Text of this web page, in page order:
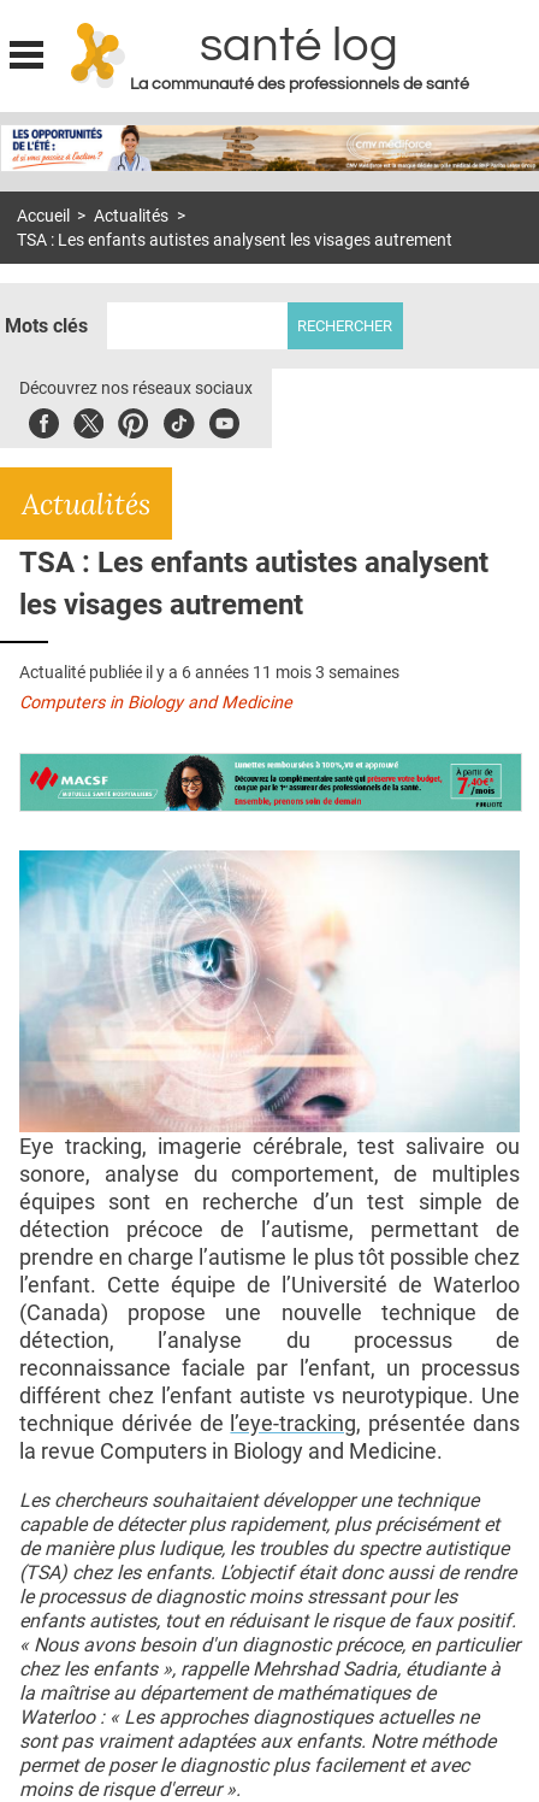
Jump to navigation
santé log
La communauté des professionnels de santé
MON COMPTE
S'ABONNER À LA REVUE SOIN À DOMICILE
DOSSIERS
E-REVUE SAD
L'APP
QUI SOMMES-NOUS ?
PUBLICITÉ
CONDITIONS GÉNÉRALES
CONTACT
Accueil > Actualités >
TSA : Les enfants autistes analysent les visages autrement
Mots clés
Découvrez nos réseaux sociaux
FacebookTwitterPinterest
TiktokYoubute
Actualités
TSA : Les enfants autistes analysent
les visages autrement
Actualité publiée il y a 6 années 11 mois 3 semaines
Computers in Biology and Medicine
Eye tracking, imagerie cérébrale, test salivaire ou
sonore, analyse du comportement, de multiples
équipes sont en recherche d’un test simple de
détection précoce de l’autisme, permettant de
prendre en charge l’autisme le plus tôt possible chez
l’enfant. Cette équipe de l’Université de Waterloo
(Canada) propose une nouvelle technique de
détection, l’analyse du processus de
reconnaissance faciale par l’enfant, un processus
différent chez l’enfant autiste vs neurotypique. Une
technique dérivée de l’eye-tracking, présentée dans
la revue Computers in Biology and Medicine.
Les chercheurs souhaitaient développer une technique
capable de détecter plus rapidement, plus précisément et
de manière plus ludique, les troubles du spectre autistique
(TSA) chez les enfants. L’objectif était donc aussi de rendre
le processus de diagnostic moins stressant pour les
enfants autistes, tout en réduisant le risque de faux positif.
« Nous avons besoin d'un diagnostic précoce, en particulier
chez les enfants », rappelle Mehrshad Sadria, étudiante à
la maîtrise au département de mathématiques de
Waterloo : « Les approches diagnostiques actuelles ne
sont pas vraiment adaptées aux enfants. Notre méthode
permet de poser le diagnostic plus facilement et avec
moins de risque d'erreur ».